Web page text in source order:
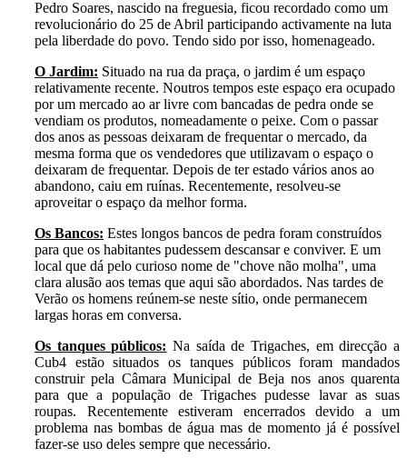
Pedro Soares, nascido na freguesia, ficou recordado como um
revolucionário do 25 de Abril participando activamente na luta
pela liberdade do povo. Tendo sido por isso, homenageado.
O Jardim: Situado na rua da praça, o jardim é um espaço
relativamente recente. Noutros tempos este espaço era ocupado
por um mercado ao ar livre com bancadas de pedra onde se
vendiam os produtos, nomeadamente o peixe. Com o passar
dos anos as pessoas deixaram de frequentar o mercado, da
mesma forma que os vendedores que utilizavam o espaço o
deixaram de frequentar. Depois de ter estado vários anos ao
abandono, caiu em ruínas. Recentemente, resolveu-se
aproveitar o espaço da melhor forma.
Os Bancos: Estes longos bancos de pedra foram construídos
para que os habitantes pudessem descansar e conviver. E um
local que dá pelo curioso nome de "chove não molha", uma
clara alusão aos temas que aqui são abordados. Nas tardes de
Verão os homens reúnem-se neste sítio, onde permanecem
largas horas em conversa.
Os tanques públicos: Na saída de Trigaches, em direcção a
Cub4 estão situados os tanques públicos foram mandados
construir pela Câmara Municipal de Beja nos anos quarenta
para que a população de Trigaches pudesse lavar as suas
roupas. Recentemente estiveram encerrados devido a um
problema nas bombas de água mas de momento já é possível
fazer-se uso deles sempre que necessário.